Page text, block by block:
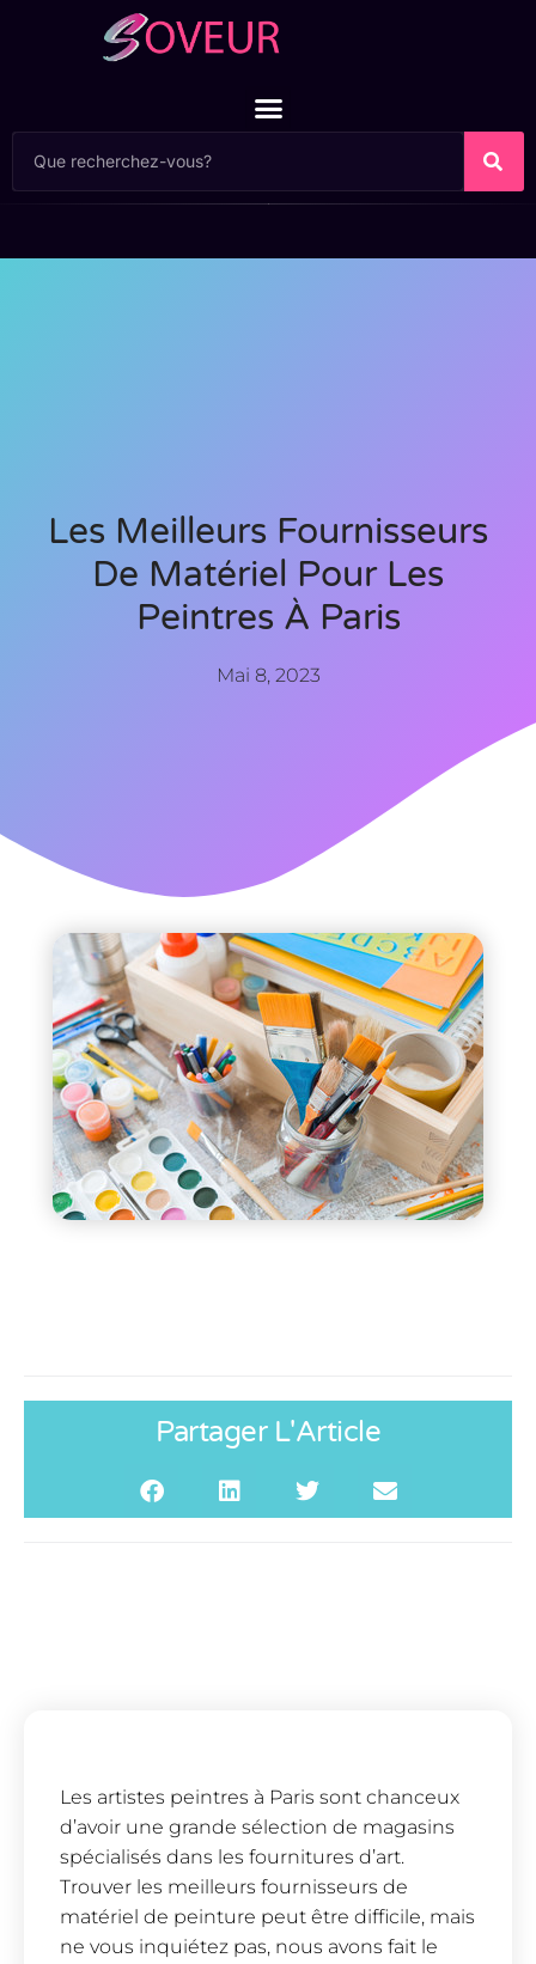
Les Meilleurs Fournisseurs
De Matériel Pour Les
Peintres À Paris
Mai 8, 2023
Partager L'Article
Les artistes peintres à Paris sont chanceux
d’avoir une grande sélection de magasins
spécialisés dans les fournitures d’art.
Trouver les meilleurs fournisseurs de
matériel de peinture peut être difficile, mais
ne vous inquiétez pas, nous avons fait le